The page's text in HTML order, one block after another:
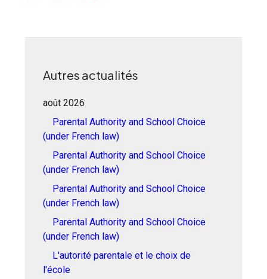
Autres actualités
août 2026
Parental Authority and School Choice
(under French law)
Parental Authority and School Choice
(under French law)
Parental Authority and School Choice
(under French law)
Parental Authority and School Choice
(under French law)
L'autorité parentale et le choix de
l'école